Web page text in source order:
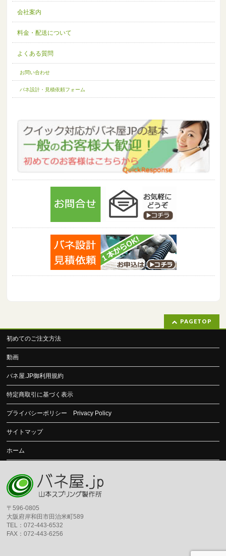
会社案内
料金・配送について
よくある質問
お問い合わせ
バネ設計・見積依頼フォーム
PAGETOP
初めてのご注文方法
動画
バネ屋.JP御利用規約
特定商取引に基づく表示
プライバシーポリシー Privacy Policy
サイトマップ
ホーム
〒596-0805
大阪府岸和田市田治米町589
TEL：072-443-6532
FAX：072-443-6256